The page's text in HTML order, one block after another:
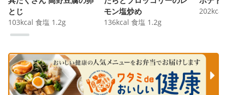
とじ
103kcal 食塩 1.2g
モン塩炒め
136kcal 食塩 1.2g
202kcal